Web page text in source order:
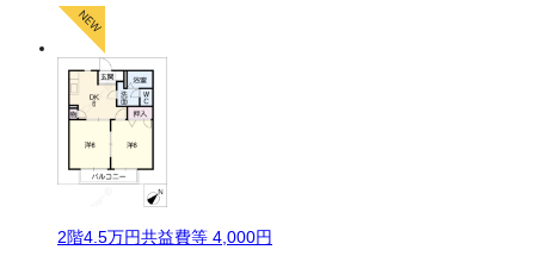
2階4.5万円共益費等 4,000円